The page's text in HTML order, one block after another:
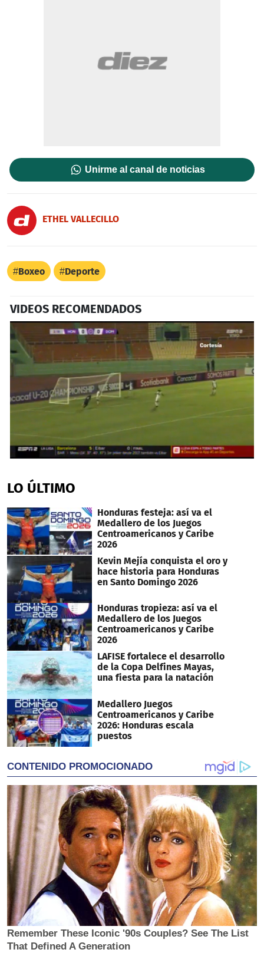
Unirme al canal de noticias
ETHEL VALLECILLO
Boxeo Deporte
VIDEOS RECOMENDADOS
of
3
59
seconds
LO ÚLTIMO
Honduras festeja: así va el
Medallero de los Juegos
Centroamericanos y Caribe
2026
Kevin Mejía conquista el oro y
hace historia para Honduras
en Santo Domingo 2026
Honduras tropieza: así va el
Medallero de los Juegos
Centroamericanos y Caribe
2026
LAFISE fortalece el desarrollo
de la Copa Delfines Mayas,
una fiesta para la natación
Medallero Juegos
Centroamericanos y Caribe
2026: Honduras escala
puestos